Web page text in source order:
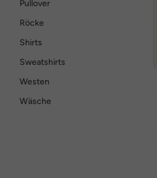
Pullover
Röcke
Shirts
Sweatshirts
Westen
Wäsche